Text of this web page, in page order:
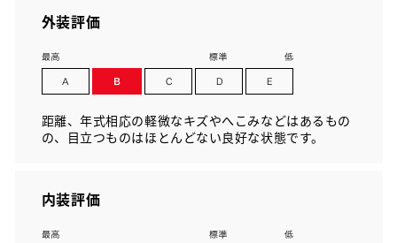
外装評価
距離、年式相応の軽微なキズやへこみなどはあるもの
の、目立つものはほとんどない良好な状態です。
内装評価